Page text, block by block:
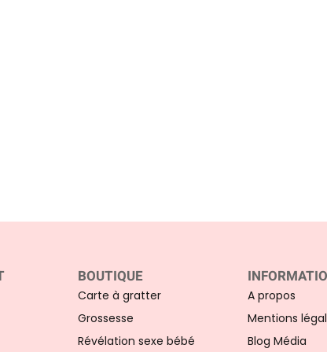
BOUTIQUE
Carte à gratter
Grossesse
Révélation sexe bébé
A propos
Mentions
Blog Média